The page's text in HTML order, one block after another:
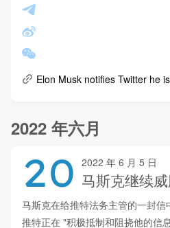
Elon Musk notifies Twitter he
2022 年六月
20 2022 年 6 月 5 日
马斯克继续
马斯克在给推特法务主管的一封
推特正在 "积极抵制和阻挠他的信